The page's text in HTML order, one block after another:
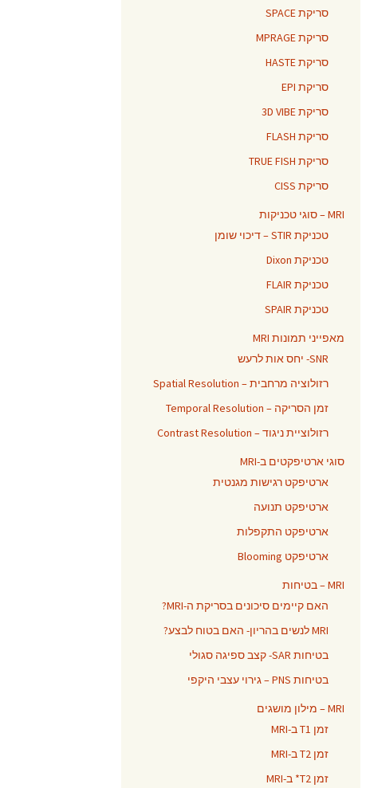
סריקת SPACE
סריקת MPRAGE
סריקת HASTE
סריקת EPI
סריקת 3D VIBE
סריקת FLASH
סריקת TRUE FISH
סריקת CISS
MRI – סוגי טכניקות
טכניקת STIR – דיכוי שומן
טכניקת Dixon
טכניקת FLAIR
טכניקת SPAIR
מאפייני תמונות MRI
SNR- יחס אות לרעש
רזולוציה מרחבית – Spatial Resolution
זמן הסריקה – Temporal Resolution
רזולוציית ניגוד – Contrast Resolution
סוגי ארטיפקטים ב-MRI
ארטיפקט רגישות מגנטית
ארטיפקט תנועה
ארטיפקט התקפלות
ארטיפקט Blooming
MRI – בטיחות
האם קיימים סיכונים בסריקת ה-MRI?
MRI לנשים בהריון- האם בטוח לבצע?
בטיחות SAR- קצב ספיגה סגולי
בטיחות PNS – גירוי עצבי היקפי
MRI – מילון מושגים
זמן T1 ב-MRI
זמן T2 ב-MRI
זמן T2* ב-MRI